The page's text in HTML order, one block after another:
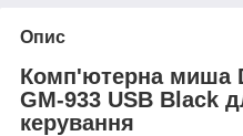
Опис
Комп'ютерна миша
GM-933 USB Black
керування